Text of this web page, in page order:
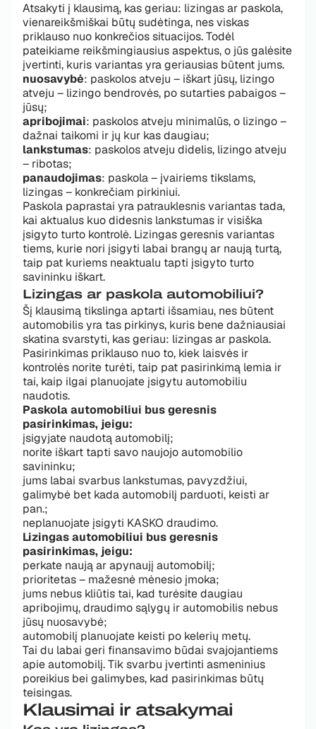
Atsakyti į klausimą, kas geriau: lizingas ar paskola,
vienareikšmiškai būtų sudėtinga, nes viskas
priklauso nuo konkrečios situacijos. Todėl
pateikiame reikšmingiausius aspektus, o jūs galėsite
įvertinti, kuris variantas yra geriausias būtent jums.
nuosavybė: paskolos atveju – iškart jūsų, lizingo
atveju – lizingo bendrovės, po sutarties pabaigos –
jūsų;
apribojimai: paskolos atveju minimalūs, o lizingo –
dažnai taikomi ir jų kur kas daugiau;
lankstumas: paskolos atveju didelis, lizingo atveju
– ribotas;
panaudojimas: paskola – įvairiems tikslams,
lizingas – konkrečiam pirkiniui.
Paskola paprastai yra patrauklesnis variantas tada,
kai aktualus kuo didesnis lankstumas ir visiška
įsigyto turto kontrolė. Lizingas geresnis variantas
tiems, kurie nori įsigyti labai brangų ar naują turtą,
taip pat kuriems neaktualu tapti įsigyto turto
savininku iškart.
Lizingas ar paskola automobiliui?
Šį klausimą tikslinga aptarti išsamiau, nes būtent
automobilis yra tas pirkinys, kuris bene dažniausiai
skatina svarstyti, kas geriau: lizingas ar paskola.
Pasirinkimas priklauso nuo to, kiek laisvės ir
kontrolės norite turėti, taip pat pasirinkimą lemia ir
tai, kaip ilgai planuojate įsigytu automobiliu
naudotis.
Paskola automobiliui bus geresnis
pasirinkimas, jeigu:
įsigyjate naudotą automobilį;
norite iškart tapti savo naujojo automobilio
savininku;
jums labai svarbus lankstumas, pavyzdžiui,
galimybė bet kada automobilį parduoti, keisti ar
pan.;
neplanuojate įsigyti KASKO draudimo.
Lizingas automobiliui bus geresnis
pasirinkimas, jeigu:
perkate naują ar apynaujį automobilį;
prioritetas – mažesnė mėnesio įmoka;
jums nebus kliūtis tai, kad turėsite daugiau
apribojimų, draudimo sąlygų ir automobilis nebus
jūsų nuosavybė;
automobilį planuojate keisti po kelerių metų.
Tai du labai geri finansavimo būdai svajojantiems
apie automobilį. Tik svarbu įvertinti asmeninius
poreikius bei galimybes, kad pasirinkimas būtų
teisingas.
Klausimai ir atsakymai